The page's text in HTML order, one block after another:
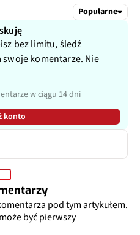
Popularne
bez limitu, śledź
komentarze. Nie
w ciągu 14 dni
konto
pod tym artykułem.
być pierwszy